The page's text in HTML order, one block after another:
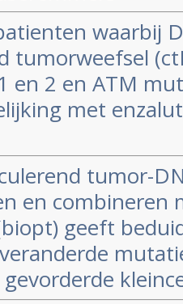
waarbij
tumorweefsel
en 2 en ATM
met
tumor-
en combineren
geeft